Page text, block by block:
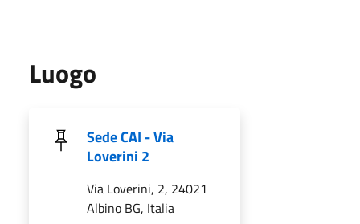
Luogo
Sede CAI - Via
Loverini 2
Via Loverini, 2, 24021
Albino BG, Italia